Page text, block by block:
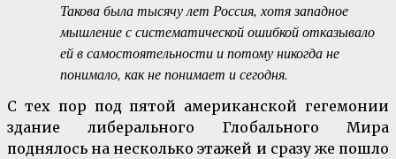
Такова была тысячу лет Россия, хотя западное
мышление с систематической ошибкой отказывало
ей в самостоятельности и потому никогда не
понимало, как не понимает и сегодня.
С тех пор под пятой американской гегемонии
здание либерального Глобального Мира
поднялось на несколько этажей и сразу же пошло